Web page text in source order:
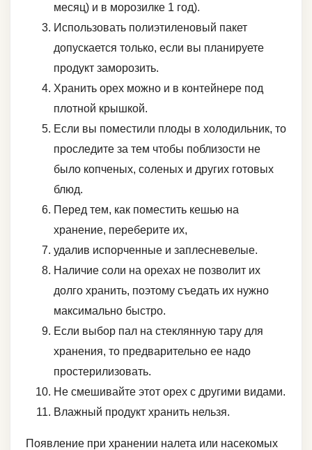
месяц) и в морозилке 1 год).
Использовать полиэтиленовый пакет
допускается только, если вы планируете
продукт заморозить.
Хранить орех можно и в контейнере под
плотной крышкой.
Если вы поместили плоды в холодильник, то
проследите за тем чтобы поблизости не
было копченых, соленых и других готовых
блюд.
Перед тем, как поместить кешью на
хранение, переберите их,
удалив испорченные и заплесневелые.
Наличие соли на орехах не позволит их
долго хранить, поэтому съедать их нужно
максимально быстро.
Если выбор пал на стеклянную тару для
хранения, то предварительно ее надо
простерилизовать.
Не смешивайте этот орех с другими видами.
Влажный продукт хранить нельзя.
Появление при хранении налета или насекомых